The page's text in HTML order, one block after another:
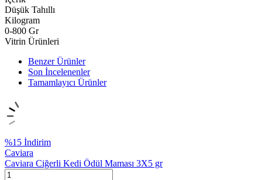
Düşük Tahıllı
Kilogram
0-800 Gr
Vitrin Ürünleri
Benzer Ürünler
Son İncelenenler
Tamamlayıcı Ürünler
%15 İndirim
Caviara
Caviara Ciğerli Kedi Ödül Maması 3X5 gr